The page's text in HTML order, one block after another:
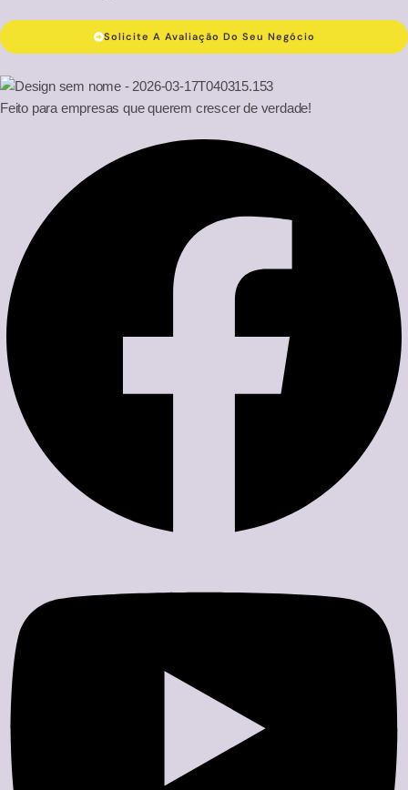
Solicite A Avaliação Do Seu Negócio
Feito para empresas que querem crescer de verdade!